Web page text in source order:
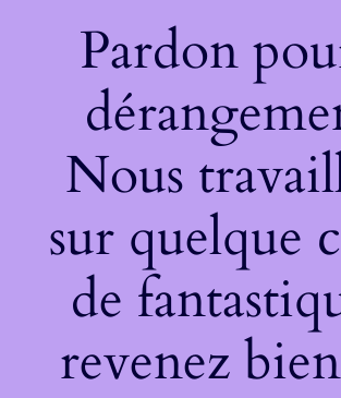
Pardon
Nous
sur quelque
de
revenez